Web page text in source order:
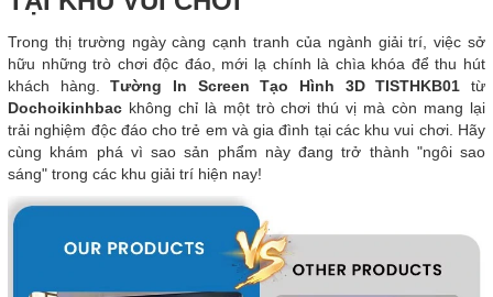
Trong thị trường ngày càng cạnh tranh của ngành giải trí, việc sở
hữu những trò chơi độc đáo, mới lạ chính là chìa khóa để thu hút
khách hàng.Tường In Screen Tạo Hình 3D TISTHKB01 từ
Dochoikinhbac không chỉ là một trò chơi thú vị mà còn mang lại
trải nghiệm độc đáo cho trẻ em và gia đình tại các khu vui chơi. Hãy
cùng khám phá vì sao sản phẩm này đang trở thành "ngôi sao
sáng" trong các khu giải trí hiện nay!